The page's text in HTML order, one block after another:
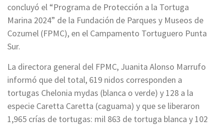
concluyó el “Programa de Protección a la Tortuga
Marina 2024” de la Fundación de Parques y Museos de
Cozumel (FPMC), en el Campamento Tortuguero Punta
Sur.
La directora general del FPMC, Juanita Alonso Marrufo
informó que del total, 619 nidos corresponden a
tortugas Chelonia mydas (blanca o verde) y 128 a la
especie Caretta Caretta (caguama) y que se liberaron
1,965 crías de tortugas: mil 863 de tortuga blanca y 102